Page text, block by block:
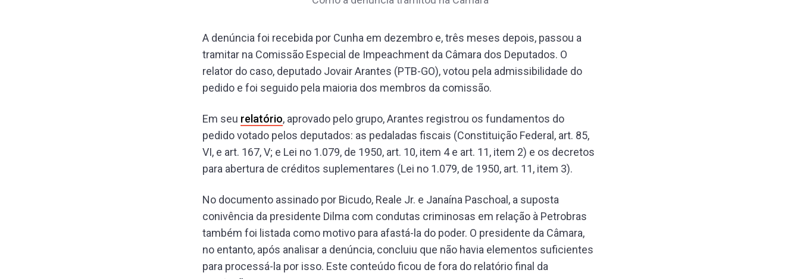
A denúncia foi recebida por Cunha em dezembro e, três meses depois, passou a
tramitar na Comissão Especial de Impeachment da Câmara dos Deputados. O
relator do caso, deputado Jovair Arantes (PTB-GO), votou pela admissibilidade do
pedido e foi seguido pela maioria dos membros da comissão.
Em seu relatório, aprovado pelo grupo, Arantes registrou os fundamentos do
pedido votado pelos deputados: as pedaladas fiscais (Constituição Federal, art. 85,
VI, e art. 167, V; e Lei no 1.079, de 1950, art. 10, item 4 e art. 11, item 2) e os decretos
para abertura de créditos suplementares (Lei no 1.079, de 1950, art. 11, item 3).
No documento assinado por Bicudo, Reale Jr. e Janaína Paschoal, a suposta
conivência da presidente Dilma com condutas criminosas em relação à Petrobras
também foi listada como motivo para afastá-la do poder. O presidente da Câmara,
no entanto, após analisar a denúncia, concluiu que não havia elementos suficientes
para processá-la por isso. Este conteúdo ficou de fora do relatório final da